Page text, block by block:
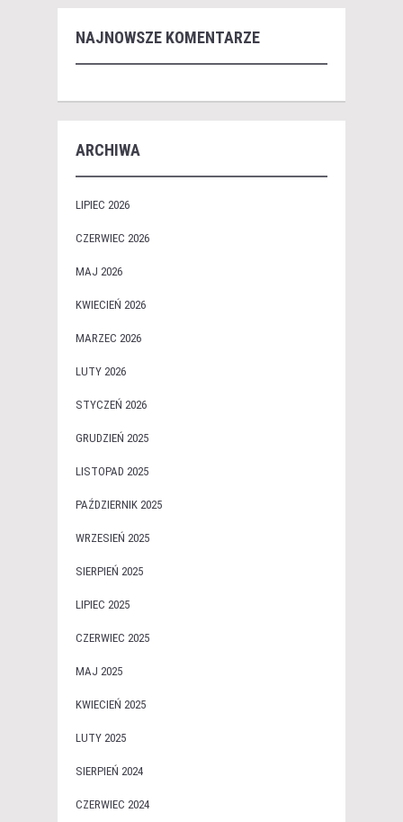
NAJNOWSZE KOMENTARZE
ARCHIWA
LIPIEC 2026
CZERWIEC 2026
MAJ 2026
KWIECIEŃ 2026
MARZEC 2026
LUTY 2026
STYCZEŃ 2026
GRUDZIEŃ 2025
LISTOPAD 2025
PAŹDZIERNIK 2025
WRZESIEŃ 2025
SIERPIEŃ 2025
LIPIEC 2025
CZERWIEC 2025
MAJ 2025
KWIECIEŃ 2025
LUTY 2025
SIERPIEŃ 2024
CZERWIEC 2024